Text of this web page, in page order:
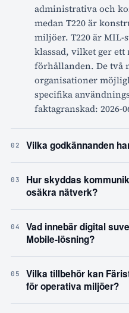
administrativa och
medan T220 är
miljöer. T220 är MIL-
klassad, vilket ger
förhållanden. De två
organisationer
specifika
faktagranskad: 2026-
02 Vilka godkännanden
03
Hur skyddas
osäkra nätverk?
04
Vad innebär digital
Mobile-lösning?
05
Vilka tillbehör kan
för operativa miljöer?